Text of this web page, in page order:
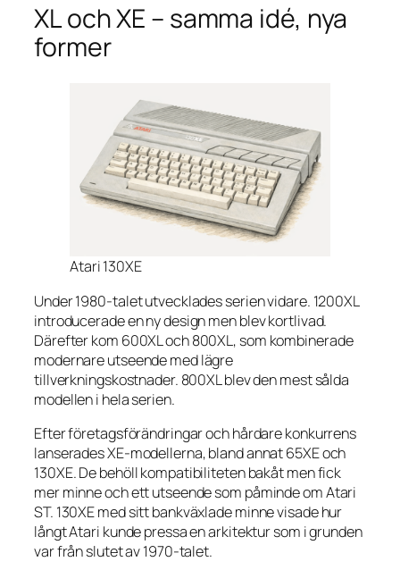
XL och XE – samma idé, nya
former
Atari 130XE
Under 1980-talet utvecklades serien vidare. 1200XL
introducerade en ny design men blev kortlivad.
Därefter kom 600XL och 800XL, som kombinerade
modernare utseende med lägre
tillverkningskostnader. 800XL blev den mest sålda
modellen i hela serien.
Efter företagsförändringar och hårdare konkurrens
lanserades XE-modellerna, bland annat 65XE och
130XE. De behöll kompatibiliteten bakåt men fick
mer minne och ett utseende som påminde om Atari
ST. 130XE med sitt bankväxlade minne visade hur
långt Atari kunde pressa en arkitektur som i grunden
var från slutet av 1970-talet.